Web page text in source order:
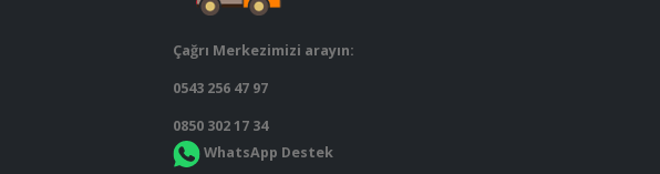
Çağrı Merkezimizi arayın:
0543 256 47 97
0850 302 17 34
WhatsApp Destek